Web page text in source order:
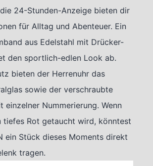
24-Stunden-Anzeige bieten dir
für Alltag und Abenteuer. Ein
aus Edelstahl mit Drücker-
den sportlich-edlen Look ab.
bieten der Herrenuhr das
sowie der verschraubte
einzelner Nummerierung. Wenn
tiefes Rot getaucht wird, könntest
ein Stück dieses Moments direkt
tragen.